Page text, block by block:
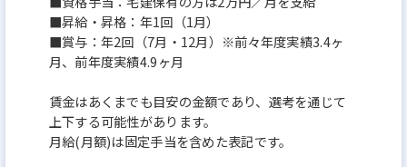
■昇給・昇格：年1回（1月）
■賞与：年2回（7月・12月）※前々年度実績3.4ヶ
月、前年度実績4.9ヶ月
賃金はあくまでも目安の金額であり、選考を通じて
上下する可能性があります。
月給(月額)は固定手当を含めた表記です。